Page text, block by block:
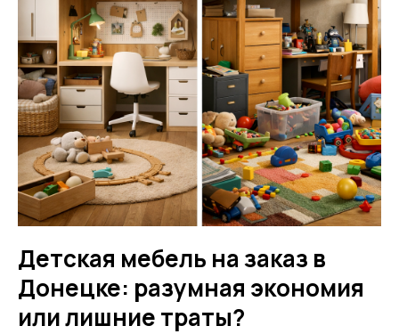
Детская мебель на заказ в
Донецке: разумная экономия
или лишние траты?